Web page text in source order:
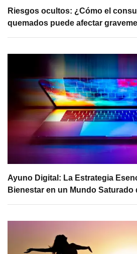
Riesgos ocultos: ¿Cómo el
quemados puede afectar
Ayuno Digital: La Estrategia
Bienestar en un Mundo Saturado